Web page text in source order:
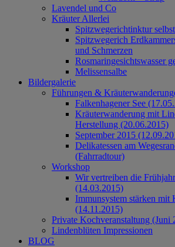
Lavendel und Co
Kräuter Allerlei
Spitzwegerichtinktur
Spitzwegerich
und Schmerzen
Rosmaringesichtswasser
Melissensalbe
Bildergalerie
Führungen &
Falkenhagener See
Kräuterwanderung mit
Herstellung (20.06.2015)
September 2015
Delikatessen am
(Fahrradtour)
Workshop
Wir vertreiben die
(14.03.2015)
Immunsystem stärken mit
(14.11.2015)
Private Kochveranstaltung (Juni
Lindenblüten Impressionen
BLOG